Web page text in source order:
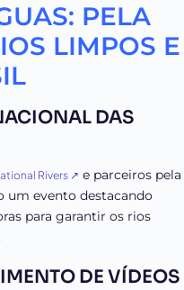
PELA
LIMPOS E
DAS
Rivers ↗ e parceiros pela
um evento destacando
para garantir os rios
DE VÍDEOS